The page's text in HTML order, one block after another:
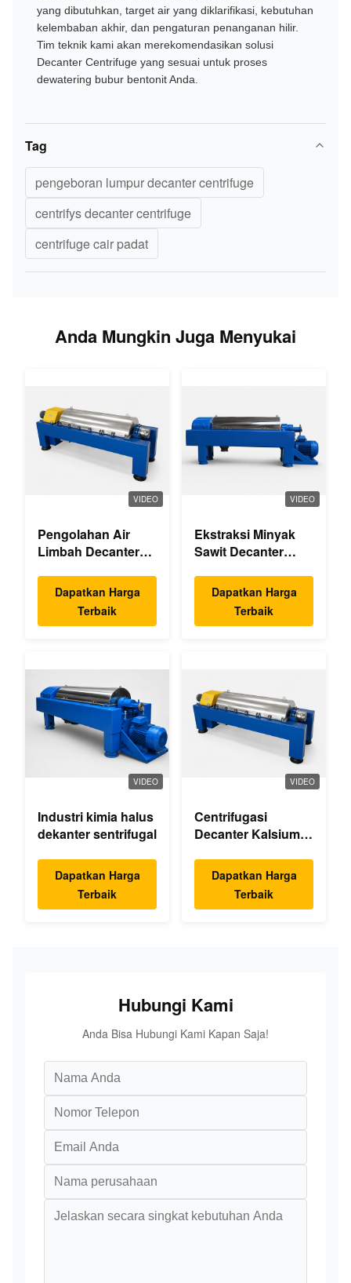
yang dibutuhkan, target air yang diklarifikasi, kebutuhan
kelembaban akhir, dan pengaturan penanganan hilir.
Tim teknik kami akan merekomendasikan solusi
Decanter Centrifuge yang sesuai untuk proses
dewatering bubur bentonit Anda.
Tag
pengeboran lumpur decanter centrifuge
centrifys decanter centrifuge
centrifuge cair padat
Anda Mungkin Juga Menyukai
VIDEO
Pengolahan Air
Limbah Decanter
Dapatkan Harga
Terbaik
VIDEO
Ekstraksi Minyak
Sawit Decanter
Dapatkan Harga
Terbaik
VIDEO
Industri kimia halus
dekanter sentrifugal
Dapatkan Harga
Terbaik
VIDEO
Centrifugasi
Decanter Kalsium
Dapatkan Harga
Terbaik
Hubungi Kami
Anda Bisa Hubungi Kami Kapan Saja!